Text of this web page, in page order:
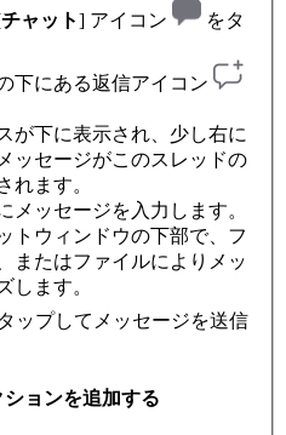
チャット] アイコン
をタ
下にある返信アイコン
が下に表示され、少し右に
ッセージがこのスレッドの
れます。
メッセージを入力します。
トウィンドウの下部で、フ
またはファイルによりメッ
します。
ップしてメッセージを送信
ョンを追加する